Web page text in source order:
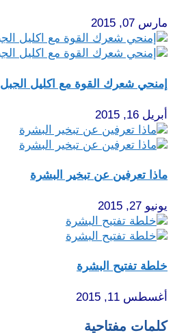
مارس 07, 2015
إمنحي شعرك القوة مع اكليل الجبل
أبريل 16, 2015
ماذا تعرفين عن تبخير البشرة
يونيو 27, 2015
خلطة تفتيح البشرة
أغسطس 11, 2015
كلمات مفتاحية